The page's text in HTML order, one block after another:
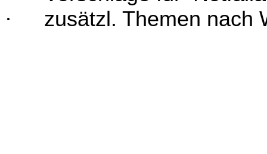
·
zusätzl. Themen nach